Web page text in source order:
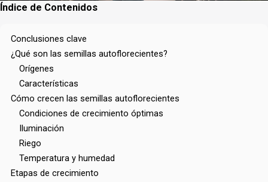
Índice de Contenidos
Conclusiones clave
¿Qué son las semillas autoflorecientes?
Orígenes
Características
Cómo crecen las semillas autoflorecientes
Condiciones de crecimiento óptimas
Iluminación
Riego
Temperatura y humedad
Etapas de crecimiento